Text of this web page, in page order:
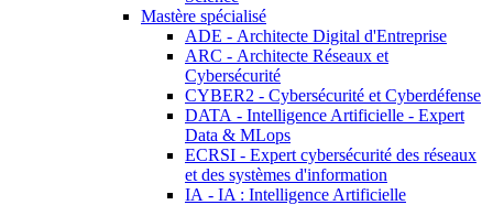
Mastère spécialisé
ADE - Architecte Digital d'Entreprise
ARC - Architecte Réseaux et
Cybersécurité
CYBER2 - Cybersécurité et Cyberdéfense
DATA - Intelligence Artificielle - Expert
Data & MLops
ECRSI - Expert cybersécurité des réseaux
et des systèmes d'information
IA - IA : Intelligence Artificielle